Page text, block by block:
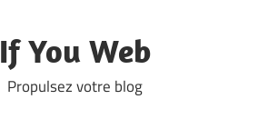
If You Web
Propulsez votre blog